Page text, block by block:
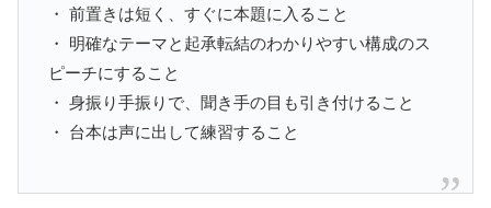
・ 前置きは短く、すぐに本題に入ること
・ 明確なテーマと起承転結のわかりやすい構成のス
ピーチにすること
・ 身振り手振りで、聞き手の目も引き付けること
・ 台本は声に出して練習すること